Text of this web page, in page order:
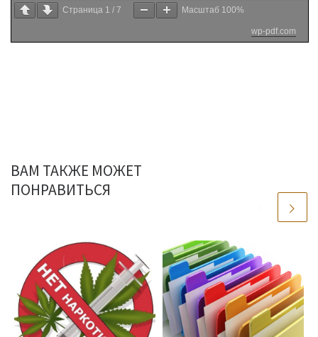
Страница 1 / 7 Масштаб 100%
wp-pdf.com
ВАМ ТАКЖЕ МОЖЕТ
ПОНРАВИТЬСЯ